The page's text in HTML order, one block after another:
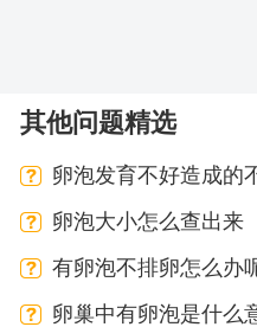
其他问题精选
卵泡发育不好造成的
疗？
卵泡大小怎么查出来
有卵泡不排卵怎么办
卵巢中有卵泡是什么